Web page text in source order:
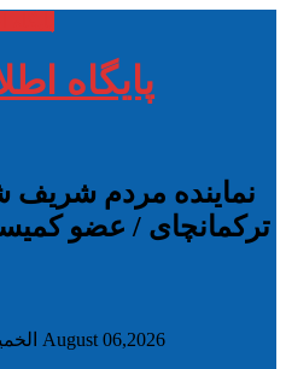
پایگاه
نماینده مردم شریف
ترکمانچای / عضو
الخميس August 06,2026